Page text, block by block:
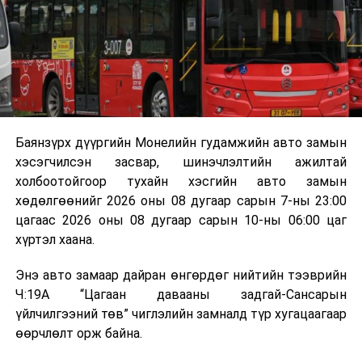
аргаар боловсруулж, эзлэхүүнийг эрс бууруулах
зориулалттай. Лагийг өндөр температурт шатааснаар
эзлэхүүн нь 90 хүртэл хувиар буурч, бактери, вирус
болон бусад өвчин үүсгэгч бичил биетнийг устгах
боломжтой.
Түүнчлэн шаталтын явцад үүсэх дулааныг цахилгаан
болон дулааны эрчим хүч үйлдвэрлэхэд ашиглаж
болдог. Зарим технологийн хувьд шаталтын дараа
үлдэх үнснээс фосфор зэрэг ашигт эрдсийг сэргээн
авах боломжтой аж.
Япон, Герман, Швейцар, Нидерланд, Өмнөд Солонгос
зэрэг улс лаг хатаах, шатаах технологийг ашиглаж
байна. Тухайлбал, Германд лаг шатаах үйлдвэрээс
гарсан үнснээс фосфор сэргээн авах технологи
ашигладаг бол Нидерландад төвлөрсөн лаг
боловсруулах үйлдвэрүүдээр дулаан, цахилгаан
Баянзүрх дүүргийн Монелийн гудамжийн авто замын
хэсэгчилсэн засвар, шинэчлэлтийн ажилтай
холбоотойгоор тухайн хэсгийн авто замын
хөдөлгөөнийг 2026 оны 08 дугаар сарын 7-ны 23:00
цагаас 2026 оны 08 дугаар сарын 10-ны 06:00 цаг
хүртэл хаана.
Энэ авто замаар дайран өнгөрдөг нийтийн тээврийн
Ч:19А “Цагаан давааны задгай-Сансарын
үйлчилгээний төв” чиглэлийн замналд түр хугацаагаар
өөрчлөлт орж байна.